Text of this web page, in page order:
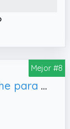
los
Mejor #8
AXE Ambientador de Coche para Rejilla - 30 Días de Frescura Intensa con Fragancia Black - Diseño Elegante, Discreto y Duradero para un Viaje Refrescante y Sofisticado